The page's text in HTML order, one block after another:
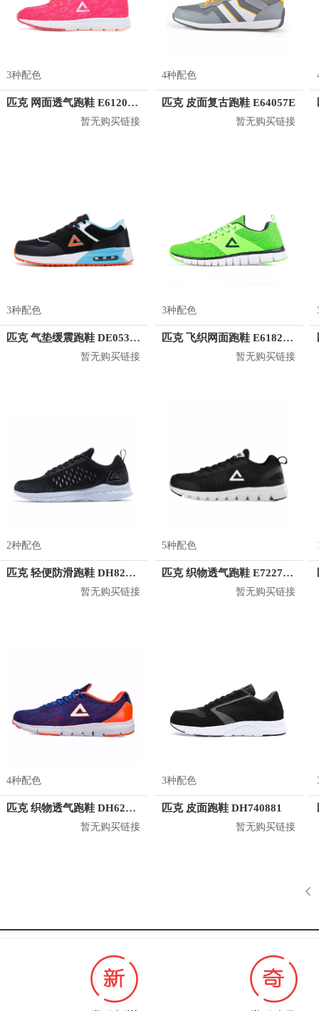
3种配色
匹克 网面透气跑鞋 E61208H
暂无购买链接
4种配色
匹克 皮面复古跑鞋 E64057E
暂无购买链接
3种配色
匹克 气垫缓震跑鞋 DE053179
暂无购买链接
3种配色
匹克 飞织网面跑鞋 E61827H
暂无购买链接
2种配色
匹克 轻便防滑跑鞋 DH820741
暂无购买链接
5种配色
匹克 织物透气跑鞋 E72277H
暂无购买链接
4种配色
匹克 织物透气跑鞋 DH620441
暂无购买链接
3种配色
匹克 皮面跑鞋 DH740881
暂无购买链接